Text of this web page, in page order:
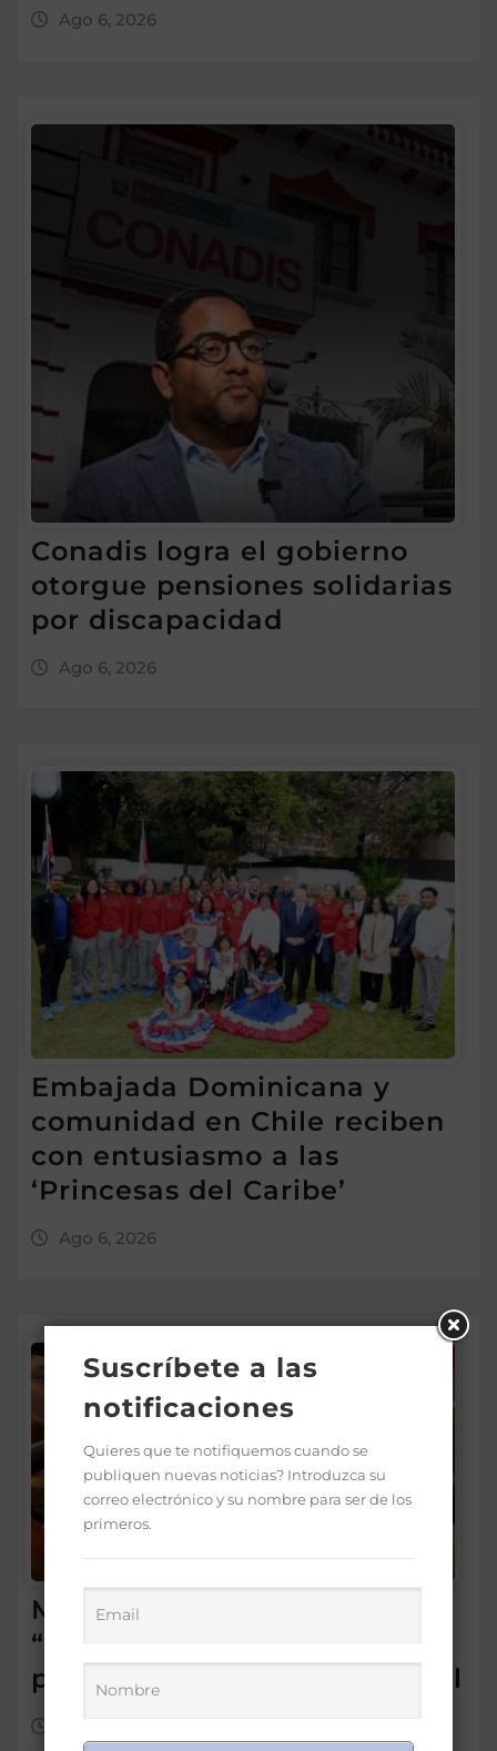
Ago 6, 2026
Conadis logra el gobierno
otorgue pensiones solidarias
por discapacidad
Ago 6, 2026
Embajada Dominicana y
comunidad en Chile reciben
con entusiasmo a las
‘Princesas del Caribe’
Ago 6, 2026
Morrison insta a diputados a
“leer más” antes de criticar
préstamo para seguridad vial
Suscríbete a las
notificaciones
Quieres que te notifiquemos cuando se
publiquen nuevas noticias? Introduzca su
correo electrónico y su nombre para ser de los
primeros.